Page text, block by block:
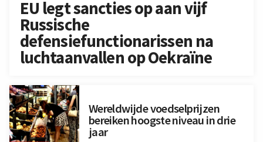
EU legt sancties op aan vijf
Russische
defensiefunctionarissen na
luchtaanvallen op Oekraïne
Wereldwijde voedselprijzen
bereiken hoogste niveau in drie
jaar